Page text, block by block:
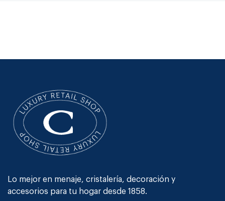
Lo mejor en menaje, cristalería, decoración y
accesorios para tu hogar desde 1858.